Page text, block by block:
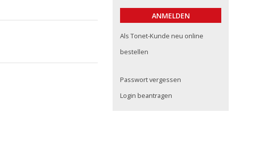
Als Tonet-Kunde neu online
bestellen
Passwort vergessen
Login beantragen